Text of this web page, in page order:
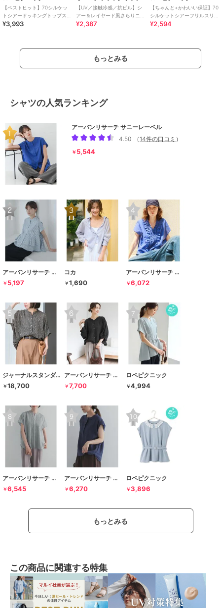
【ベストヒット】70シルケッ
トシアードッキングトップス/
着丈が選べる・UVカット・接
¥3,993
【UV／接触冷感／抗ピル】シ
アー＆レイヤード風さらりニ
ット《洗濯機OK》
¥2,387
【ちゃんと+かわいい保証】70
シルケットシアーフリルスリ
ーブトップス/UVケア・接触冷
¥2,594
もっとみる
シャツの人気ランキング
アーバンリサーチ サニーレーベル
4.50
（ 14件の口コミ ）
￥ 5,544
アーバンリサーチ サニーレーベル
￥ 5,197
コカ
￥1,690
アーバンリサーチ サニーレーベル
￥6,072
ジャーナルスタンダード レサージュ
￥18,700
アーバンリサーチ ドアーズ
￥7,700
ロペピクニック
￥4,994
アーバンリサーチ ドアーズ
￥6,545
アーバンリサーチ ドアーズ
￥6,270
ロペピクニック
￥3,896
もっとみる
この商品に関連する特集